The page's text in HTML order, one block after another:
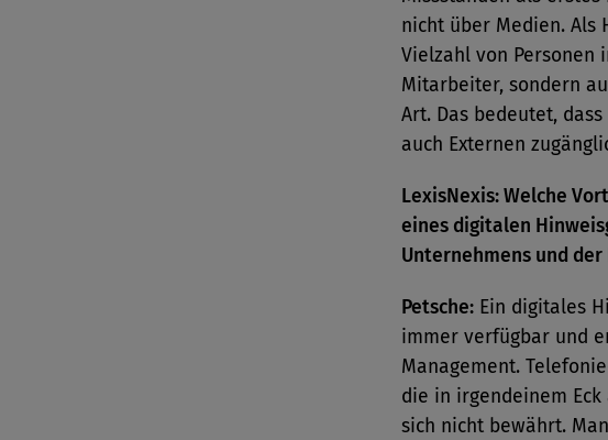
nicht über Medien. Als
Vielzahl von Personen
Mitarbeiter, sondern
Art. Das bedeutet,
auch Externen
LexisNexis: Welche
eines digitalen
Unternehmens und der
Petsche: Ein digitales
immer verfügbar und
Management.
die in irgendeinem
sich nicht bewährt.